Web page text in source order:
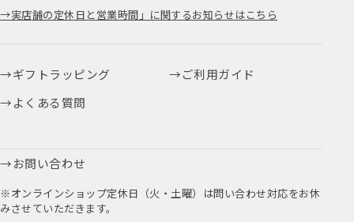
実店舗の定休日と営業時間」に関するお知らせはこちら
ギフトラッピング
ご利用ガイド
よくある質問
お問い合わせ
※オンラインショップ定休日（火・土曜）は問い合わせ対応をお休
みさせていただきます。